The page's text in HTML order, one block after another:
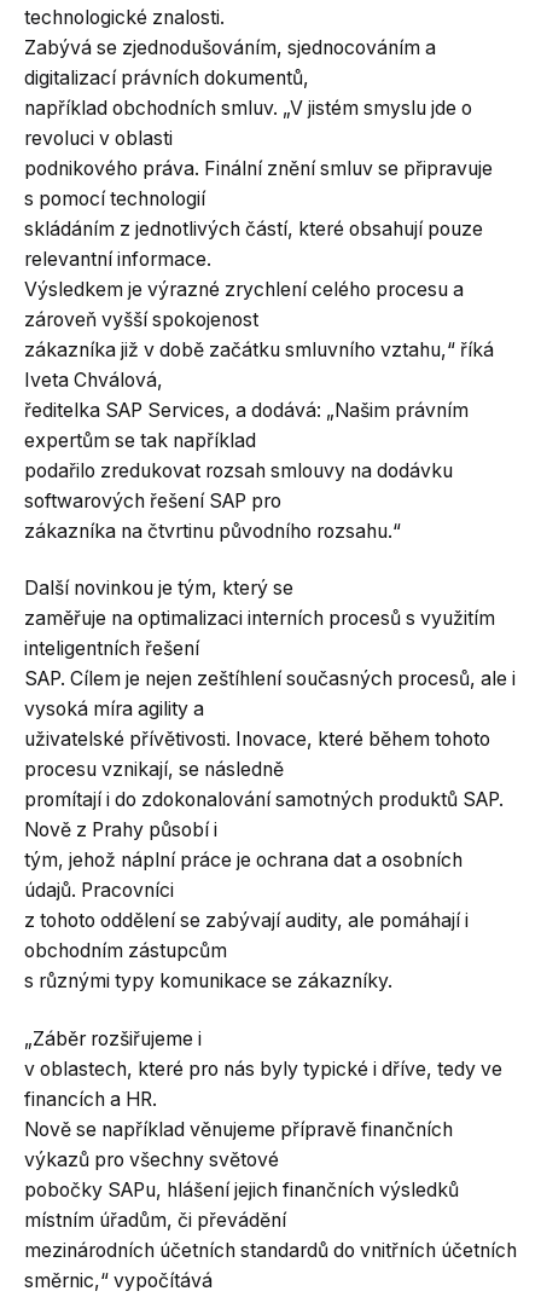
technologické znalosti.
Zabývá se zjednodušováním, sjednocováním a
digitalizací právních dokumentů,
například obchodních smluv. „V jistém smyslu jde o
revoluci v oblasti
podnikového práva. Finální znění smluv se připravuje
s pomocí technologií
skládáním z jednotlivých částí, které obsahují pouze
relevantní informace.
Výsledkem je výrazné zrychlení celého procesu a
zároveň vyšší spokojenost
zákazníka již v době začátku smluvního vztahu,“ říká
Iveta Chválová,
ředitelka SAP Services, a dodává: „Našim právním
expertům se tak například
podařilo zredukovat rozsah smlouvy na dodávku
softwarových řešení SAP pro
zákazníka na čtvrtinu původního rozsahu.“
Další novinkou je tým, který se
zaměřuje na optimalizaci interních procesů s využitím
inteligentních řešení
SAP. Cílem je nejen zeštíhlení současných procesů, ale i
vysoká míra agility a
uživatelské přívětivosti. Inovace, které během tohoto
procesu vznikají, se následně
promítají i do zdokonalování samotných produktů SAP.
Nově z Prahy působí i
tým, jehož náplní práce je ochrana dat a osobních
údajů. Pracovníci
z tohoto oddělení se zabývají audity, ale pomáhají i
obchodním zástupcům
s různými typy komunikace se zákazníky.
„Záběr rozšiřujeme i
v oblastech, které pro nás byly typické i dříve, tedy ve
financích a HR.
Nově se například věnujeme přípravě finančních
výkazů pro všechny světové
pobočky SAPu, hlášení jejich finančních výsledků
místním úřadům, či převádění
mezinárodních účetních standardů do vnitřních účetních
směrnic,“ vypočítává